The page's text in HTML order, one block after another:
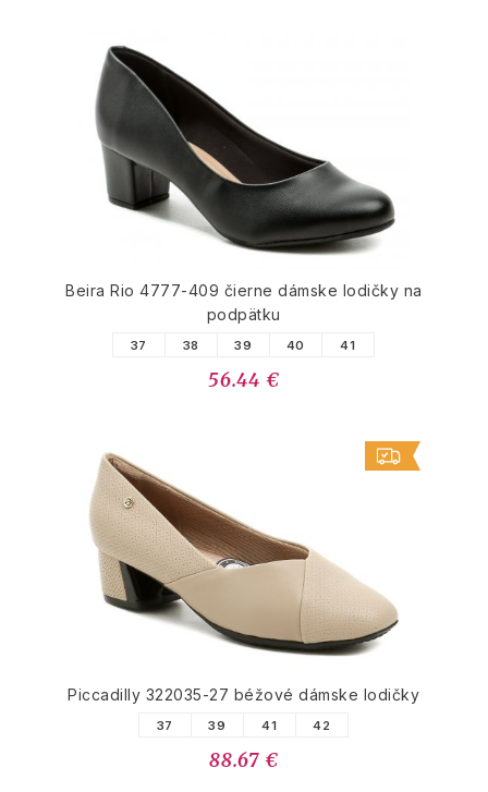
Beira Rio 4777-409 čierne dámske lodičky na
podpätku
37 38 39 40 41
56.44 €
Piccadilly 322035-27 béžové dámske lodičky
37 39 41 42
88.67 €